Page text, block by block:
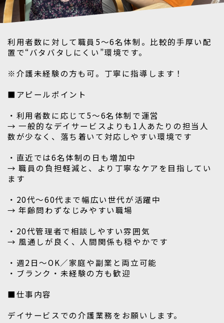
利用者数に対して職員5～6名体制。比較的手厚い配
置で“バタバタしにくい”環境です。
※介護未経験の方も可。丁寧に指導します！
■アピールポイント
・利用者数に応じて5～6名体制で運営
→ 一般的なデイサービスよりも1人あたりの担当人
数が少なく、落ち着いて対応しやすい環境です
・直近では6名体制の日も増加中
→ 職員の負担軽減と、より丁寧なケアを目指してい
ます
・20代～60代まで幅広い世代が活躍中
→ 年齢問わずなじみやすい職場
・20代管理者で相談しやすい雰囲気
→ 風通しが良く、人間関係も穏やかです
・週2日～OK／家庭や副業と両立可能
・ブランク・未経験の方も歓迎
■仕事内容
デイサービスでの介護業務をお願いします。